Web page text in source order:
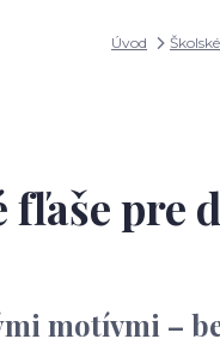
Úvod
fľaše pre
motívmi –